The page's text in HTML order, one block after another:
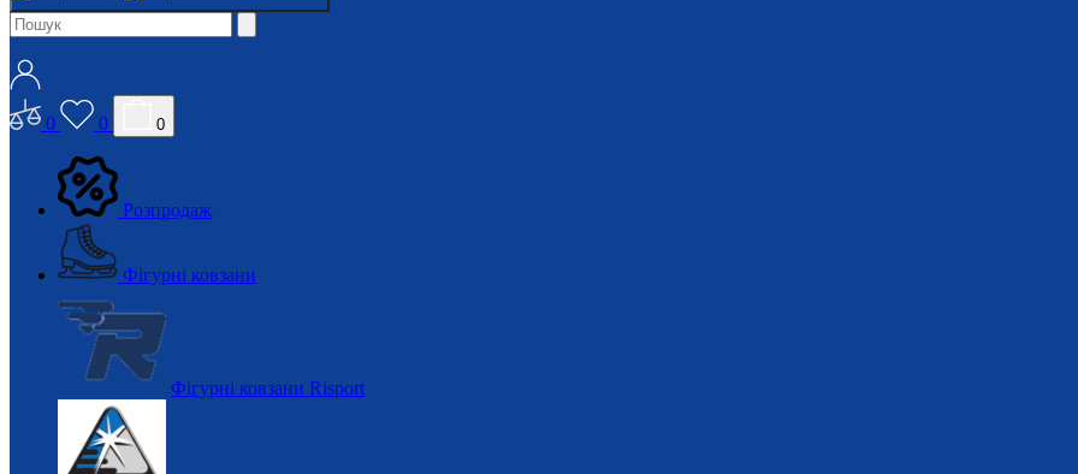
0 0 0
Розпродаж
Фігурні ковзани
Фігурні ковзани Risport